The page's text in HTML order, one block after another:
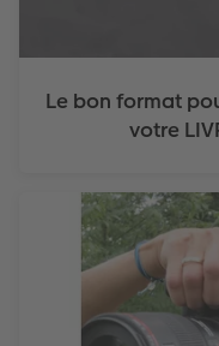
Le bon format
votre